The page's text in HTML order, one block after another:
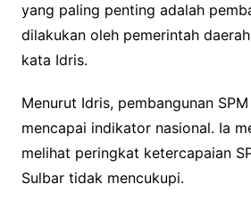
yang paling penting adalah
dilakukan oleh pemerintah
kata Idris.
Menurut Idris, pembangunan
mencapai indikator nasional. Ia
melihat peringkat ketercapaian
Sulbar tidak mencukupi.